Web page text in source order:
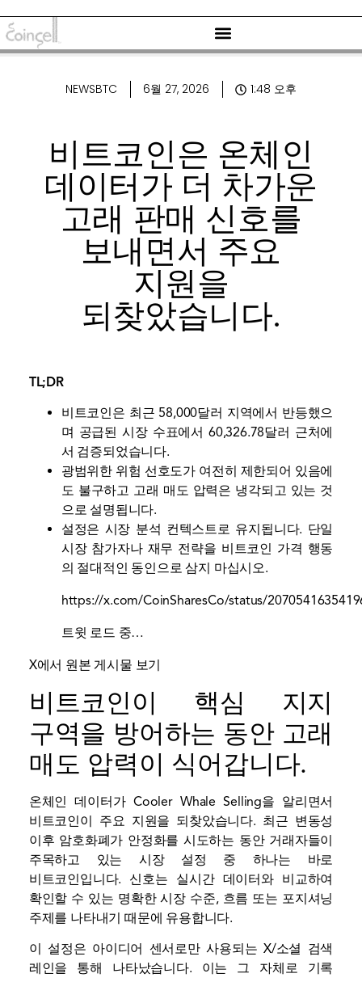
NEWSBTC 6월 27, 2026 1:48 오후
비트코인은 온체인
데이터가 더 차가운
고래 판매 신호를
보내면서 주요
지원을
되찾았습니다.
TL;DR
비트코인은 최근 58,000달러 지역에서 반등했으
며 공급된 시장 수표에서 60,326.78달러 근처에
서 검증되었습니다.
광범위한 위험 선호도가 여전히 제한되어 있음에
도 불구하고 고래 매도 압력은 냉각되고 있는 것
으로 설명됩니다.
설정은 시장 분석 컨텍스트로 유지됩니다. 단일
시장 참가자나 재무 전략을 비트코인 ​​가격 행동
의 절대적인 동인으로 삼지 마십시오.
https://x.com/CoinSharesCo/status/
트윗 로드 중…
X에서 원본 게시물 보기
비트코인이 핵심 지지
구역을 방어하는 동안 고래
매도 압력이 식어갑니다.
온체인 데이터가 Cooler Whale Selling을 알리면서
비트코인이 주요 지원을 되찾았습니다. 최근 변동성
이후 암호화폐가 안정화를 시도하는 동안 거래자들이
주목하고 있는 시장 설정 중 하나는 바로
비트코인입니다. 신호는 실시간 데이터와 비교하여
확인할 수 있는 명확한 시장 수준, 흐름 또는 포지셔닝
주제를 나타내기 때문에 유용합니다.
이 설정은 아이디어 센서로만 사용되는 X/소셜 검색
레인을 통해 나타났습니다. 이는 그 자체로 기록